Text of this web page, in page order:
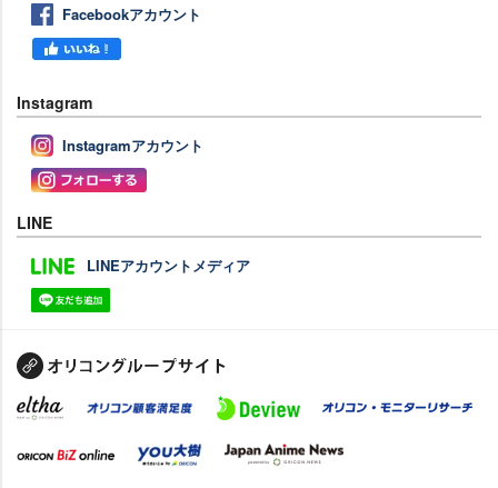
Facebookアカウント
Instagram
Instagramアカウント
LINE
LINEアカウントメディア